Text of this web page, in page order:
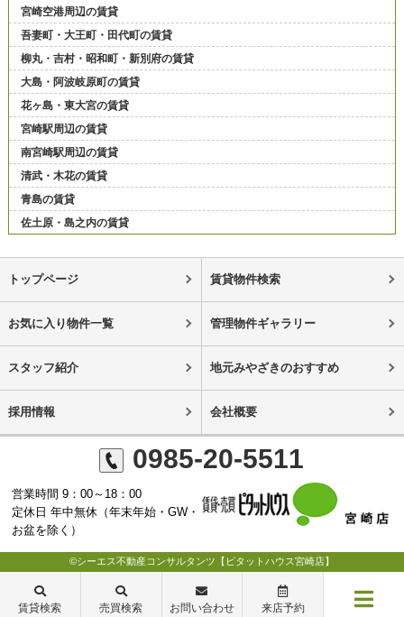
宮崎空港周辺の賃貸
吾妻町・大王町・田代町の賃貸
柳丸・吉村・昭和町・新別府の賃貸
大島・阿波岐原町の賃貸
花ヶ島・東大宮の賃貸
宮崎駅周辺の賃貸
南宮崎駅周辺の賃貸
清武・木花の賃貸
青島の賃貸
佐土原・島之内の賃貸
トップページ 賃貸物件検索
お気に入り物件一覧 管理物件ギャラリー
スタッフ紹介 地元みやざきのおすすめ
採用情報 会社概要
0985-20-5511
営業時間 9：00～18：00
定休日 年中無休（年末年始・GW・
お盆を除く）
©シーエス不動産コンサルタンツ【ピタットハウス宮崎店】
賃貸検索 売買検索 お問い合わせ 来店予約